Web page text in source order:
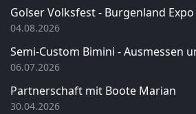
Golser Volksfest - Burgenland
04.08.2026
Semi-Custom Bimini - Ausmessen
06.07.2026
Partnerschaft mit Boote Marian
30.04.2026